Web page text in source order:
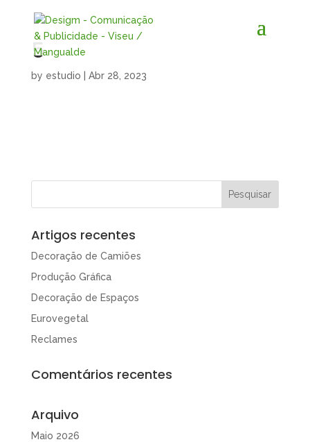
5
by estudio Abr 28, 2023
Artigos recentes
Decoração de Camiões
Produção Gráfica
Decoração de Espaços
Eurovegetal
Reclames
Comentários recentes
Arquivo
Maio 2026